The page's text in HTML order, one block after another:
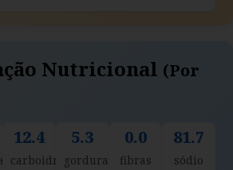
Nutricional (por
12.4
carboidratos
5.3
gorduras
0.0
fibras
81.7
sódio